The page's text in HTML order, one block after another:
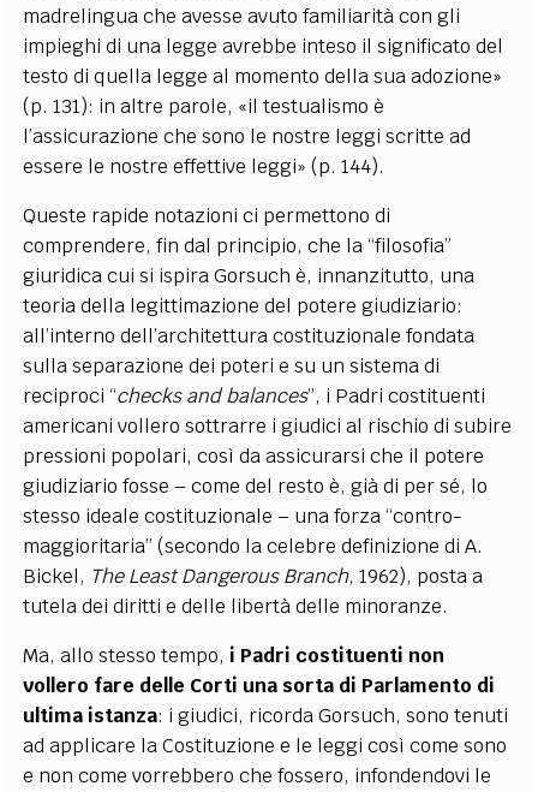
madrelingua che avesse avuto familiarità con gli
impieghi di una legge avrebbe inteso il significato del
testo di quella legge al momento della sua adozione»
(p. 131): in altre parole, «il testualismo è
l’assicurazione che sono le nostre leggi scritte ad
essere le nostre effettive leggi» (p. 144).
Queste rapide notazioni ci permettono di
comprendere, fin dal principio, che la “filosofia”
giuridica cui si ispira Gorsuch è, innanzitutto, una
teoria della legittimazione del potere giudiziario:
all’interno dell’architettura costituzionale fondata
sulla separazione dei poteri e su un sistema di
reciproci “checks and balances”, i Padri costituenti
americani vollero sottrarre i giudici al rischio di subire
pressioni popolari, così da assicurarsi che il potere
giudiziario fosse – come del resto è, già di per sé, lo
stesso ideale costituzionale – una forza “contro-
maggioritaria” (secondo la celebre definizione di A.
Bickel, The Least Dangerous Branch, 1962), posta a
tutela dei diritti e delle libertà delle minoranze.
Ma, allo stesso tempo, i Padri costituenti non
vollero fare delle Corti una sorta di Parlamento di
ultima istanza: i giudici, ricorda Gorsuch, sono tenuti
ad applicare la Costituzione e le leggi così come sono
e non come vorrebbero che fossero, infondendovi le